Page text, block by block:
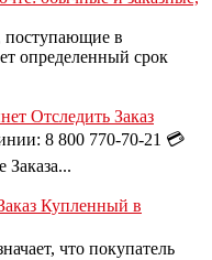
поступающие в
определенный срок
Отследить Заказ
8 800 770-70-21 💳
Заказа...
Купленный в
что покупатель